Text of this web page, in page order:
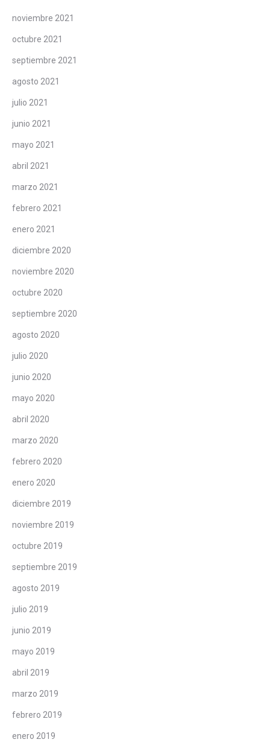
noviembre 2021
octubre 2021
septiembre 2021
agosto 2021
julio 2021
junio 2021
mayo 2021
abril 2021
marzo 2021
febrero 2021
enero 2021
diciembre 2020
noviembre 2020
octubre 2020
septiembre 2020
agosto 2020
julio 2020
junio 2020
mayo 2020
abril 2020
marzo 2020
febrero 2020
enero 2020
diciembre 2019
noviembre 2019
octubre 2019
septiembre 2019
agosto 2019
julio 2019
junio 2019
mayo 2019
abril 2019
marzo 2019
febrero 2019
enero 2019